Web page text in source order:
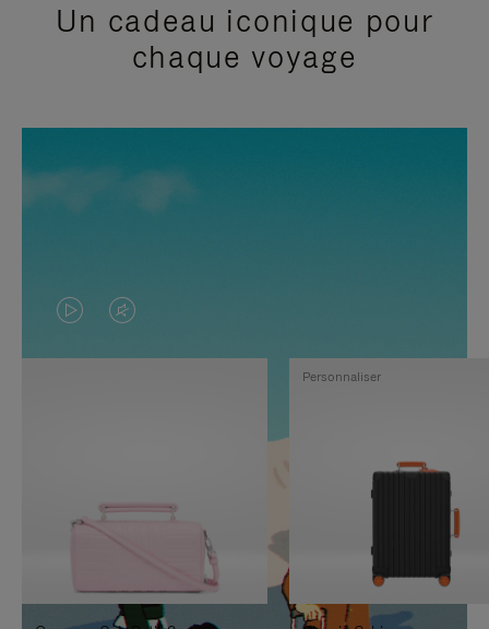
Un cadeau iconique pour
chaque voyage
LA
VIDÉO
PAUSE,
APPUYEZ
SUR
LE
SON
DÉSACTIVÉ.
VEUILLEZ
Personnaliser